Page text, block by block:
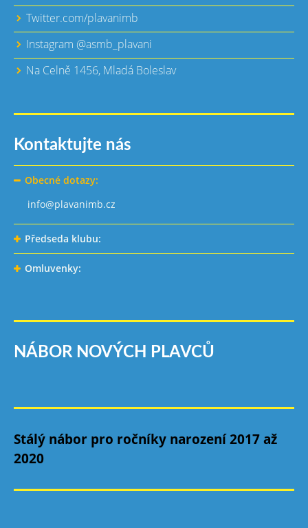
Twitter.com/plavanimb
Instagram @asmb_plavani
Na Celně 1456, Mladá Boleslav
Kontaktujte nás
Obecné dotazy:
info@plavanimb.cz
Předseda klubu:
Omluvenky:
NÁBOR NOVÝCH PLAVCŮ
Stálý nábor pro ročníky narození 2017 až
2020